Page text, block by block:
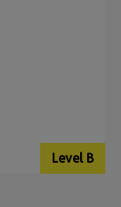
Level B